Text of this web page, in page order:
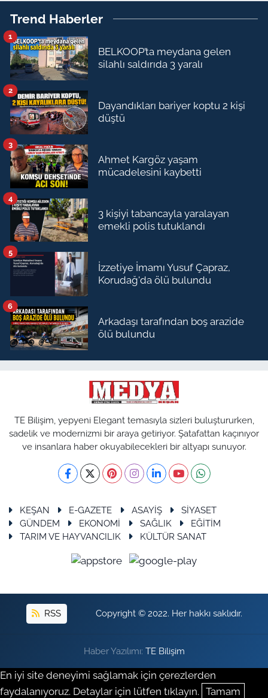
Trend Haberler
BELKOOP’ta meydana gelen
silahlı saldırıda 3 yaralı
1
Dayandıkları bariyer koptu 2 kişi
düştü
2
Ahmet Kargöz yaşam
mücadelesini kaybetti
3
3 kişiyi tabancayla yaralayan
emekli polis tutuklandı
4
İzzetiye İmamı Yusuf Çapraz,
Korudağ'da ölü bulundu
5
Arkadaşı tarafından boş arazide
ölü bulundu
6
TE Bilişim, yepyeni Elegant temasıyla sizleri buluştururken,
sadelik ve modernizmi bir araya getiriyor. Şatafattan kaçınıyor
ve insanlara haber okuyabilecekleri bir altyapı sunuyor.
KEŞAN E-GAZETE ASAYİŞ
SİYASET
GÜNDEM
EKONOMİ SAĞLIK
EĞİTİM
TARIM VE HAYVANCILIK
KÜLTÜR SANAT
RSS Copyright © 2022. Her hakkı saklıdır.
Haber Yazılımı: TE Bilişim
En iyi site deneyimi sağlamak için çerezlerden
faydalanıyoruz. Detaylar için lütfen tıklayın. Tamam